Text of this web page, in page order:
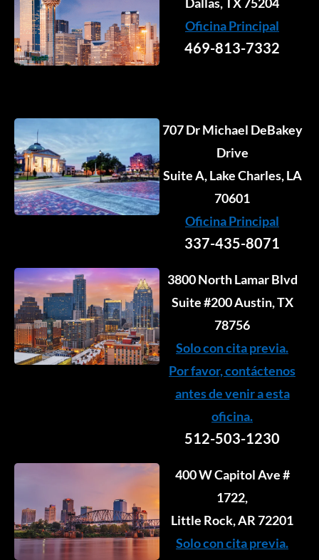
i
n
-
i
n
o
k
-
f
a
m
t
r
Oficina Principal
469-813-7332
707 Dr Michael DeBakey
Drive
Suite A, Lake Charles, LA
70601
Oficina Principal
337-435-8071
3800 North Lamar Blvd
Suite #200 Austin, TX
78756
Solo con cita previa.
Por favor, contáctenos
antes de venir a esta
oficina.
512-503-1230
400 W Capitol Ave #
1722,
Little Rock, AR 72201
Solo con cita previa.